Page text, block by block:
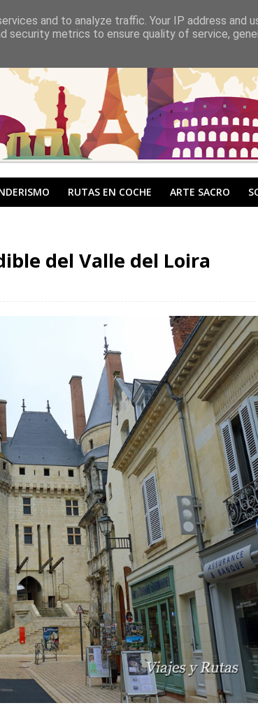
RUTAS EN COCHE ARTE SACRO
del Valle del Loira
and to analyze traffic. Your IP address and
security metrics to ensure quality of service,